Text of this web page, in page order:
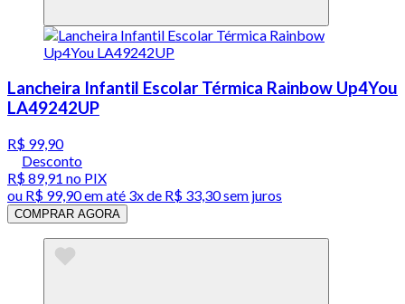
Lancheira Infantil Escolar Térmica Rainbow Up4You
LA49242UP
R$ 99,90
Desconto
R$ 89,91 no PIX
ou R$ 99,90em até 3x de R$ 33,30 sem juros
COMPRAR AGORA